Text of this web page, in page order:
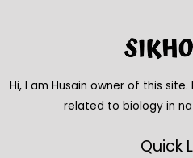
Hi, I am Husain owner of this
related to biology in
Quick